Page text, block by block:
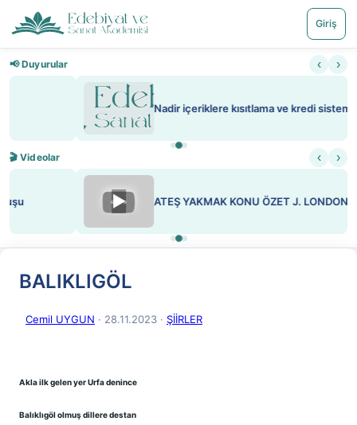
Giriş
📢 Duyurular ‹ ›
Nadir içeriklere kısıtlama ve kredi sistemi getirildi
🎬 Videolar ‹ ›
ATEŞ YAKMAK KONU ÖZET J. LONDON
BALIKLIGÖL
Cemil UYGUN · 28.11.2023 · ŞİİRLER
Akla ilk gelen yer Urfa denince
Balıklıgöl olmuş dillere destan